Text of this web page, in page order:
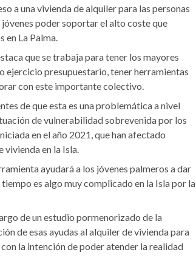
a una vivienda de alquiler para las personas
poder soportar el alto coste que
en La Palma.
que se trabaja para tener los mayores
ejercicio presupuestario, tener herramientas
con este importante colectivo.
de que esta es una problemática a nivel
de vulnerabilidad sobrevenida por los
en el año 2021, que han afectado
en la Isla.
ayudará a los jóvenes palmeros a dar
es algo muy complicado en la Isla por la
de un estudio pormenorizado de la
de esas ayudas al alquiler de vivienda para
la intención de poder atender la realidad